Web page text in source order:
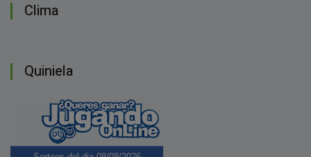
Clima
Quiniela